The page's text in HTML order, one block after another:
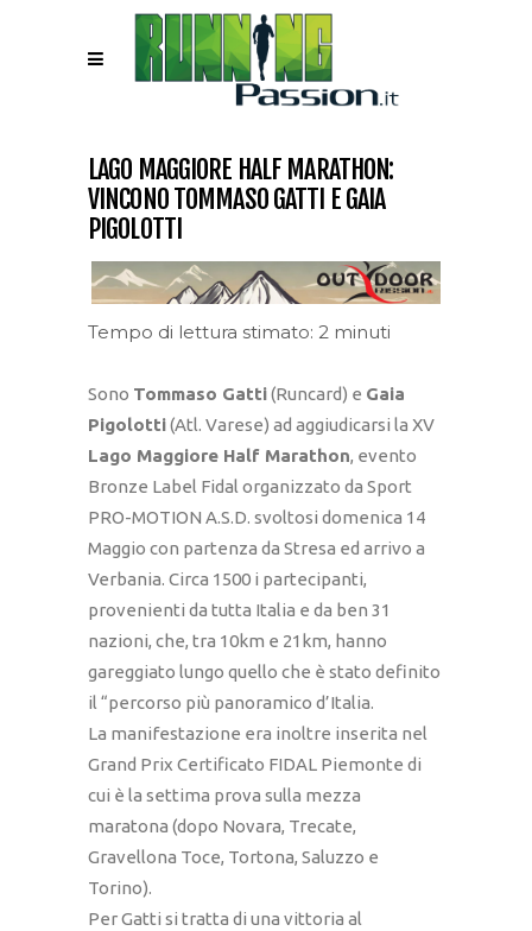
LAGO MAGGIORE HALF MARATHON:
VINCONO TOMMASO GATTI E GAIA
PIGOLOTTI
Tempo di lettura stimato: 2 minuti
Sono Tommaso Gatti(Runcard) e Gaia
Pigolotti(Atl. Varese) ad aggiudicarsi la XV
Lago Maggiore Half Marathon, evento
Bronze Label Fidal organizzato da Sport
PRO-MOTION A.S.D. svoltosi domenica 14
Maggio con partenza da Stresa ed arrivo a
Verbania. Circa 1500 i partecipanti,
provenienti da tutta Italia e da ben 31
nazioni, che, tra 10km e 21km, hanno
gareggiato lungo quello che è stato definito
il “percorso più panoramico d’Italia.
La manifestazione era inoltre inserita nel
Grand Prix Certificato FIDAL Piemonte di
cui è la settima prova sulla mezza
maratona (dopo Novara, Trecate,
Gravellona Toce, Tortona, Saluzzo e
Torino).
Per Gatti si tratta di una vittoria al